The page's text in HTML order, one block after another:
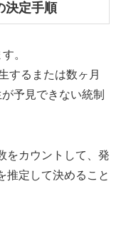
決定手順
。
するまたは数ヶ月
予見できない統制
をカウントして、発
推定して決めること